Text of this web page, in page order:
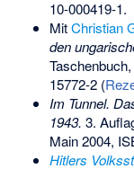
10-000419-1.
MitChristian
den
15772-2(
Im Tunnel.
1943. 3.
Main 2004,
Hitlers